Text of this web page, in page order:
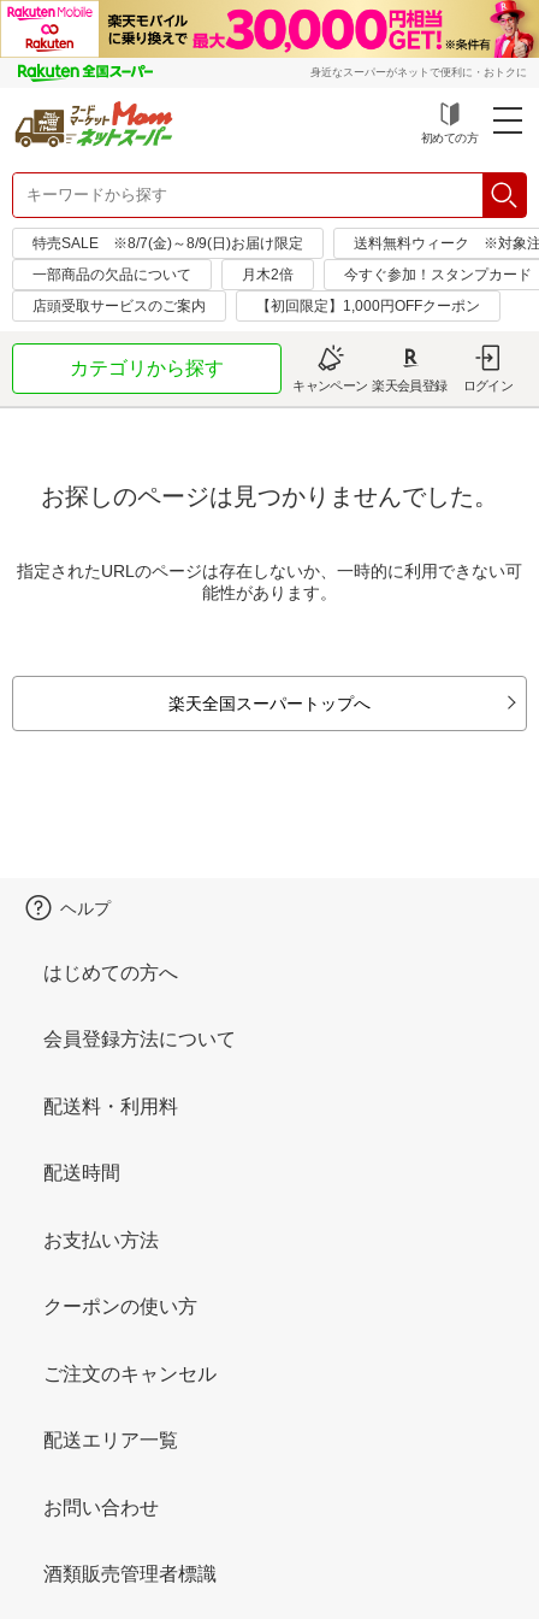
身近なスーパーがネットで便利に・おトクに
初めての方
特売SALE ※8/7(金)～8/9(日)お届け限定
送料無料ウィーク ※対象
一部商品の欠品について
月木2倍
今すぐ参加！スタンプカード
店頭受取サービスのご案内
【初回限定】1,000円OFFクーポン
カテゴリから探す
キャンペーン 楽天会員登録 ログイン
お探しのページは見つかりませんでした。
指定されたURLのページは存在しないか、一時的に利用できない可
能性があります。
楽天全国スーパートップへ
ヘルプ
はじめての方へ
会員登録方法について
配送料・利用料
配送時間
お支払い方法
クーポンの使い方
ご注文のキャンセル
配送エリア一覧
お問い合わせ
酒類販売管理者標識